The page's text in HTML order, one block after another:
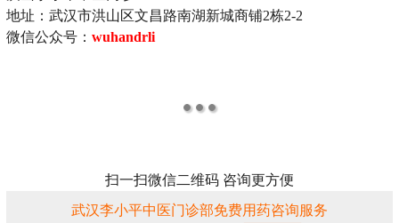
地址：武汉市洪山区文昌路南湖新城商铺2栋2-2
微信公众号： wuhandrli
扫一扫微信二维码 咨询更方便
武汉李小平中医门诊部免费用药咨询服务